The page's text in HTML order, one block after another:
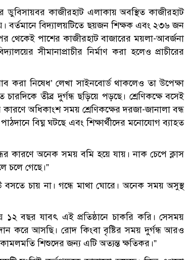
কাজীরহাট এলাকায় অবস্থিত কাজীরহাট
বর্তমানে বিদ্যালয়টিতে ছয়জন শিক্ষক এবং ২৩৬ জন
পর থেকেই পাশের কাজীরহাট বাজারের ময়লা-আবর্জনা
সীমানাপ্রাচীর নির্মাণ করা হলেও প্রাচীরের
করা নিষেধ’ লেখা সাইনবোর্ড থাকলেও তা উপেক্ষা
তীব্র দুর্গন্ধ ছড়িয়ে পড়ছে। শ্রেণিকক্ষে বসেই
কারণে অধিকাংশ সময় শ্রেণিকক্ষের দরজা-জানালা বন্ধ
বিঘ্ন ঘটছে এবং শিক্ষার্থীদের মনোযোগ ব্যাহত
কারণে অনেক সময় বমি হয়ে যায়। নাক চেপে ক্লাস
চলে গেছে।”
বসতে চায় না। গন্ধে মাথা ঘোরে। অনেক সময় অসুস্থ
১২ বছর যাবৎ এই প্রতিষ্ঠানে চাকরি করি। সেসময়
করে আসছি। রোদ কিংবা বৃষ্টির সময় দুর্গন্ধ আরও
শিশুদের জন্য এটি অত্যন্ত ক্ষতিকর।”